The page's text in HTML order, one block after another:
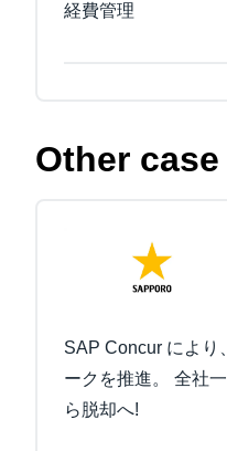
経費管理
Other
SAP Concur により
ークを推進。 全社
ら脱却へ!